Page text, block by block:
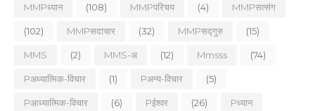
MMPध्यान (108) MMPपरिचय (4) MMPसत्संग
(102) MMPसदाचार (32) MMPसद्गुरु (15)
MMS (2) MMS-अ (12) Mmsss (74)
Pअध्यात्मिक-विचार (1) Pअन्य-विचार (5)
Pआध्यात्मिक-विचार (6) Pईश्वर (26) Pध्यान